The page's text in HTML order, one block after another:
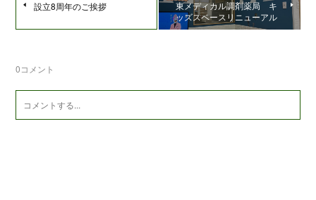
設立8周年のご挨拶
東メディカル調剤薬局 キ
ッズスペースリニューアル
0コメント